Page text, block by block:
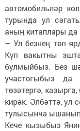
автомобильләр
турында ул
аның китаплары да
– Ул безнең төп
Күп вакытны
булмыйбыз. Без
участогыбыз да
төзәтергә,
кирәк. Әлбәттә, ул
тулысынча
Кече кызыбыз